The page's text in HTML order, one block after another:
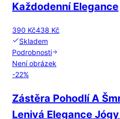
Každodenní Elegance
390 Kč438 Kč
Skladem
Podrobnosti
Není obrázek
-22%
Zástěra Pohodlí A
Lenivá Elegance